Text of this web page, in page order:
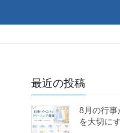
最近の投稿
8月の行事
を大切に